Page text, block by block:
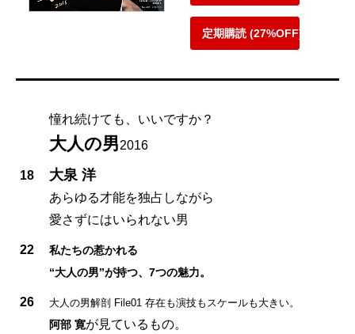
定期購読 (27%OFF)
憧れ続けても、いいですか？
大人の男2016
18 大泉 洋
あらゆる才能を独占しながら
愛さずにはいられない男
22
私たちの惹かれる
“大人の男”が持つ、7つの魅力。
26 大人の男解剖 File01 存在も演技もスケールも大きい。
阿部 寛が見ているもの。